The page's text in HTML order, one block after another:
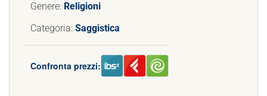
Genere: Religioni
Categoria: Saggistica
Confronta prezzi: